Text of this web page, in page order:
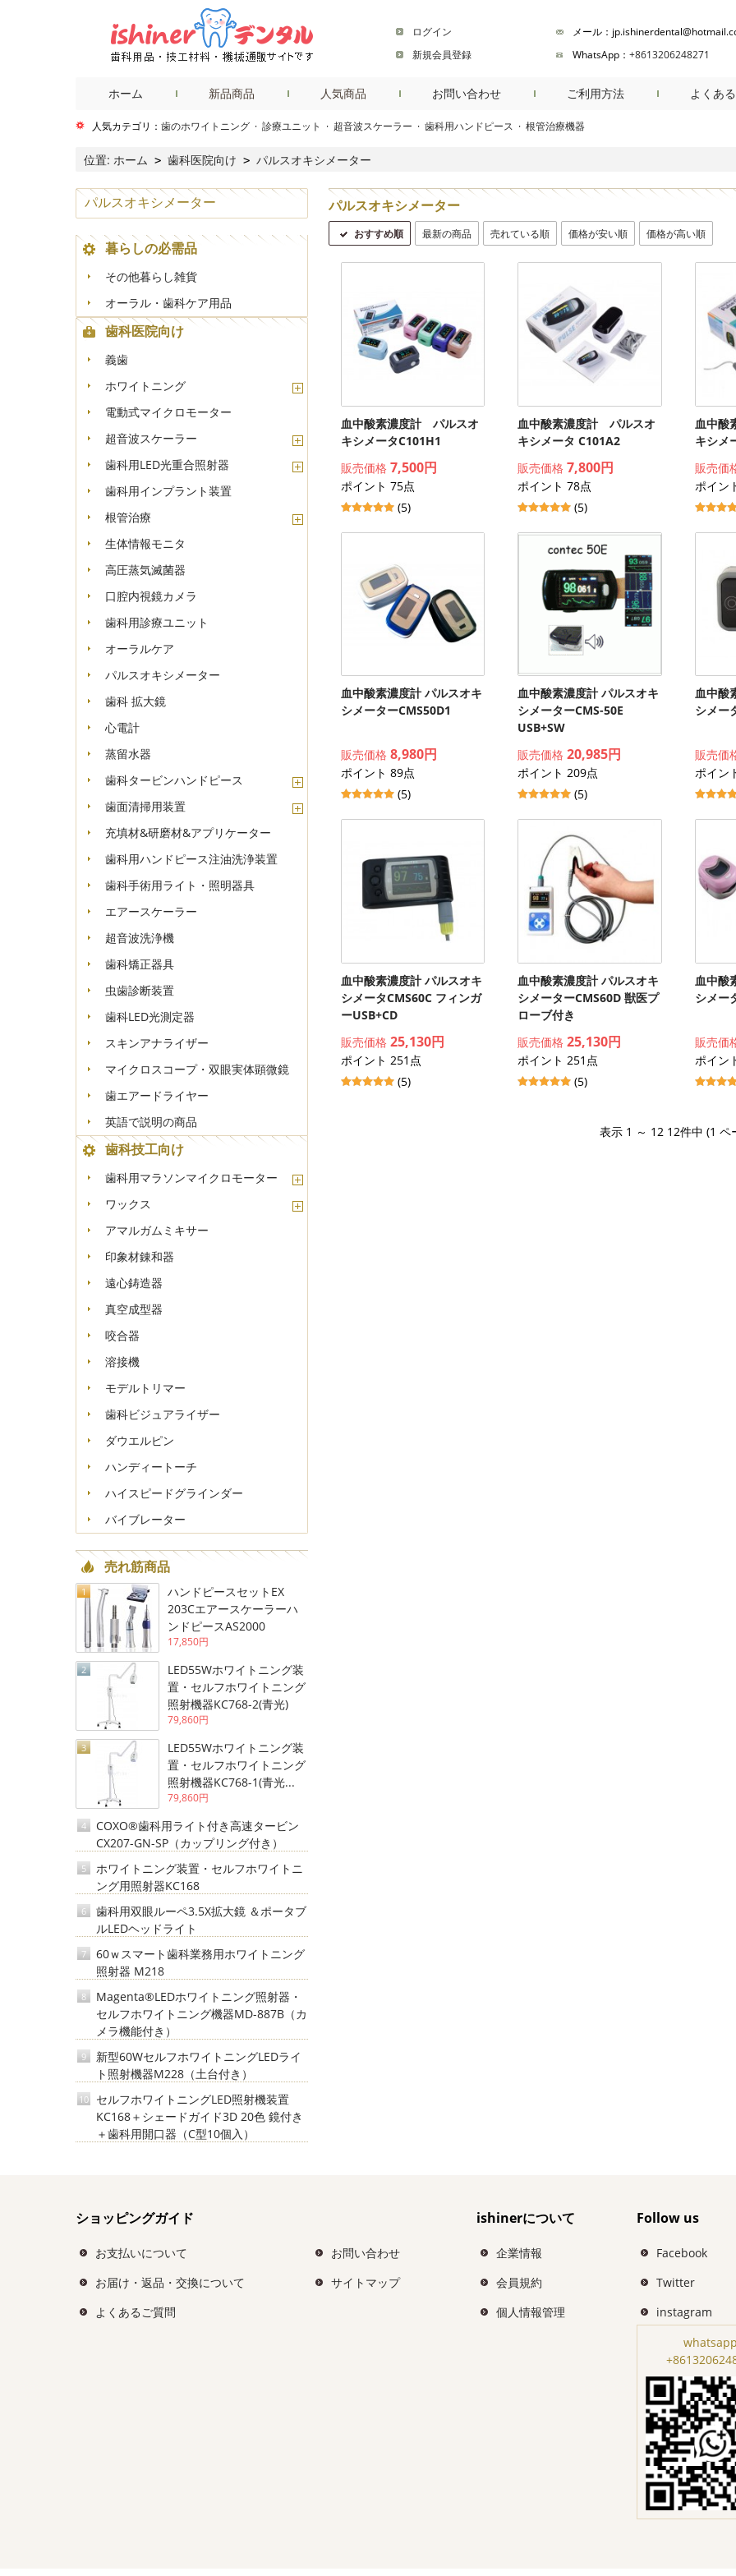
ログイン
新規会員登録
メール：
WhatsApp： +8613206248271
ホーム 新品商品 人気商品 お問い合わせ ご利用方法 よくあ
人気カテゴリ： 歯のホワイトニング · 診療ユニット · 超音波スケーラー · 歯科用ハンドピース · 根管治療機器商品検索
位置: ホーム > 歯科医院向け > パルスオキシメーター
パルスオキシメーター
おすすめ順 最新の商品 売れている順 価格が安い順 価格が高い順
血中酸素濃度計 パルスオ
キシメータC101H1
販売価格 7,500円
ポイント 75点
(5)
血中酸素濃度計 パルスオ
キシメータ C101A2
販売価格7,800円
ポイント 78点
(5)
血中酸
キシメ
販売価
ポイン
血中酸素濃度計 パルスオキ
シメーターCMS50D1
販売価格 8,980円
ポイント 89点
(5)
血中酸素濃度計 パルスオキ
シメーターCMS-50E
USB+SW
販売価格20,985円
ポイント 209点
(5)
血中酸
シメー
販売価
ポイン
血中酸素濃度計 パルスオキ
シメータCMS60C フィンガ
ーUSB+CD
販売価格 25,130円
ポイント 251点
(5)
血中酸素濃度計 パルスオキ
シメーターCMS60D 獣医プ
ローブ付き
販売価格25,130円
ポイント 251点
(5)
血中酸
シメー
販売価
ポイン
表示 1 ～ 12 12件中 (1 ペ
パルスオキシメーター
暮らしの必需品
その他暮らし雑貨
オーラル・歯科ケア用品
歯科医院向け
義歯
ホワイトニング
電動式マイクロモーター
超音波スケーラー
歯科用LED光重合照射器
歯科用インプラント装置
根管治療
生体情報モニタ
高圧蒸気滅菌器
口腔内視鏡カメラ
歯科用診療ユニット
オーラルケア
パルスオキシメーター
歯科 拡大鏡
心電計
蒸留水器
歯科タービンハンドピース
歯面清掃用装置
充填材&研磨材&アプリケーター
歯科用ハンドピース注油洗浄装置
歯科手術用ライト・照明器具
エアースケーラー
超音波洗浄機
歯科矯正器具
虫歯診断装置
歯科LED光測定器
スキンアナライザー
マイクロスコープ・双眼実体顕微鏡
歯エアードライヤー
英語で説明の商品
歯科技工向け
歯科用マラソンマイクロモーター
ワックス
アマルガムミキサー
印象材錬和器
遠心鋳造器
真空成型器
咬合器
溶接機
モデルトリマー
歯科ビジュアライザー
ダウエルピン
ハンディートーチ
ハイスピードグラインダー
バイブレーター
売れ筋商品
ハンドピースセットEX
203Cエアースケーラーハ
ンドピースAS2000
17,850円
1
LED55Wホワイトニング装
置・セルフホワイトニング
照射機器KC768-2(青光)
79,860円
2
LED55Wホワイトニング装
置・セルフホワイトニング
照射機器KC768-1(青光...
79,860円
3
COXO®歯科用ライト付き高速タービン
CX207-GN-SP（カップリング付き）
4
ホワイトニング装置・セルフホワイトニ
ング用照射器KC168
5
歯科用双眼ルーペ3.5X拡大鏡 ＆ポータブ
ルLEDヘッドライト
6
60ｗスマート歯科業務用ホワイトニング
照射器 M218
7
Magenta®LEDホワイトニング照射器・
セルフホワイトニング機器MD-887B（カ
メラ機能付き）
8
新型60WセルフホワイトニングLEDライ
ト照射機器M228（土台付き）
9
セルフホワイトニングLED照射機装置
KC168＋シェードガイド3D 20色 鏡付き
＋歯科用開口器（C型10個入）
10
ショッピングガイド
お支払いについて
お届け・返品・交換について
よくあるご質問
お問い合わせ
サイトマップ
ishinerについて
企業情報
会員規約
個人情報管理
Follow us
Facebook
Twitter
instagram